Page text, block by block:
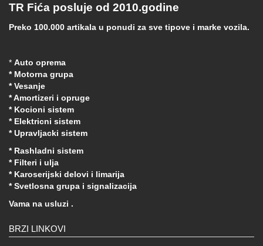
TR Fića posluje od 2010.godine
Preko 100.000 artikala u ponudi za sve tipove i marke vozila.
* Auto oprema
* Motorna grupa
* Vesanje
* Amortizeri i opruge
* Kocioni sistem
* Elektricni sistem
* Upravljacki sistem
* Rashladni sistem
* Filteri i ulja
* Karoserijski delovi i limarija
* Svetlosna grupa i signalizacija
Vama na usluzi .
BRZI LINKOVI